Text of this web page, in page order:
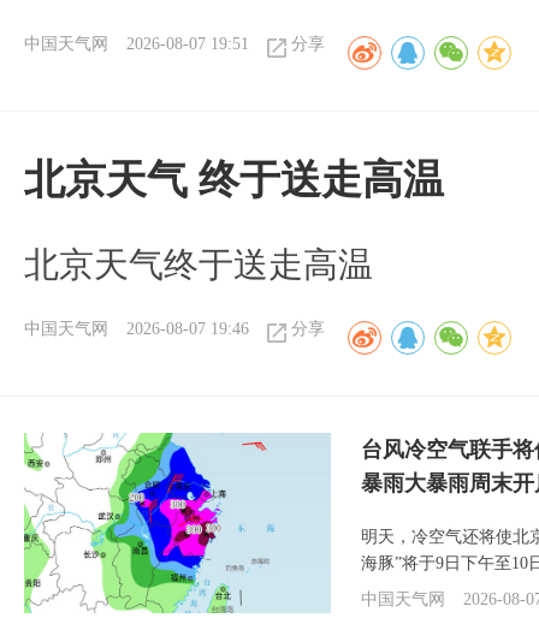
中国天气网 2026-08-07 19:51 分享
北京天气 终于送走高温
北京天气终于送走高温
中国天气网 2026-08-07 19:46 分享
台风冷空气联手
暴雨大暴雨周末开
明天，冷空气还将使北
海豚”将于9日下午至10
中国天气网
2026-08-